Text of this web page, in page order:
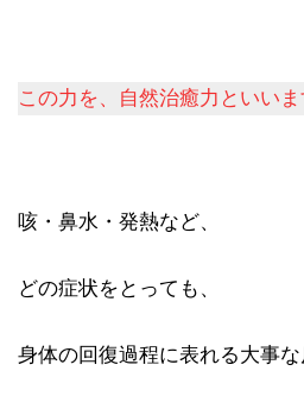
この力を、自然治癒力といいま
咳・鼻水・発熱など、
どの症状をとっても、
身体の回復過程に表れる大事な